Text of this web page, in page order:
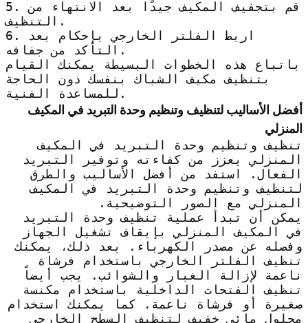
5. قم بتجفيف المكيف جيدًا بعد الانتهاء من
التنظيف.
6. اربط الفلتر الخارجي بإحكام بعد
التأكد من جفافه.
باتباع هذه الخطوات البسيطة يمكنك القيام
بتنظيف مكيف الشباك بنفسك دون الحاجة
للمساعدة الفنية.
أفضل الأساليب لتنظيف وتنظيم وحدة التبريد في المكيف
المنزلي
تنظيف وتنظيم وحدة التبريد في المكيف
المنزلي يعزز من كفاءته وتوفير التبريد
الفعال. استفد من أفضل الأساليب والطرق
لتنظيف وتنظيم وحدة التبريد في المكيف
المنزلي مع الصور التوضيحية.
يمكن أن تبدأ عملية تنظيف وحدة التبريد
في المكيف المنزلي بإيقاف تشغيل الجهاز
وفصله عن مصدر الكهرباء. بعد ذلك، يمكنك
تنظيف الفلتر الخارجي باستخدام فرشاة
ناعمة لإزالة الغبار والشوائب. يجب أيضاً
تنظيف الفتحات الداخلية باستخدام مكنسة
صغيرة أو فرشاة ناعمة. كما يمكنك استخدام
محلول مائي خفيف لتنظيف السطح الخارجي